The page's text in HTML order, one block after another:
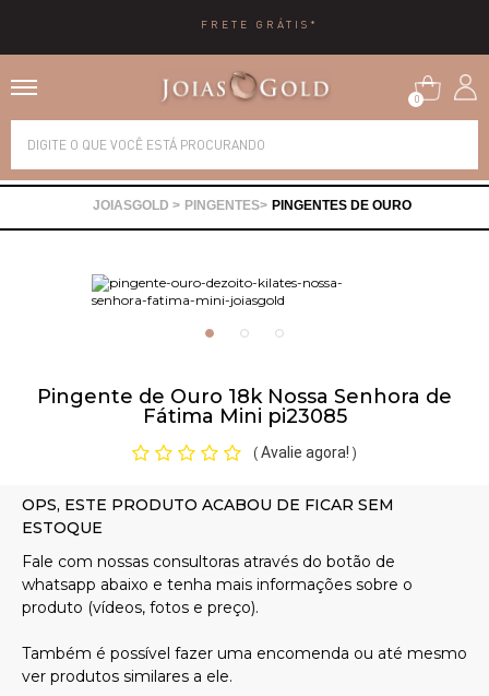
FRETE GRÁTIS*
0
PINGENTES PINGENTES DE OURO
Pingente de Ouro 18k Nossa Senhora de
Fátima Mini pi23085
( Avalie agora! )
Alianças
Brincos
Gargantilhas
Piercing
Pedras Preciosas